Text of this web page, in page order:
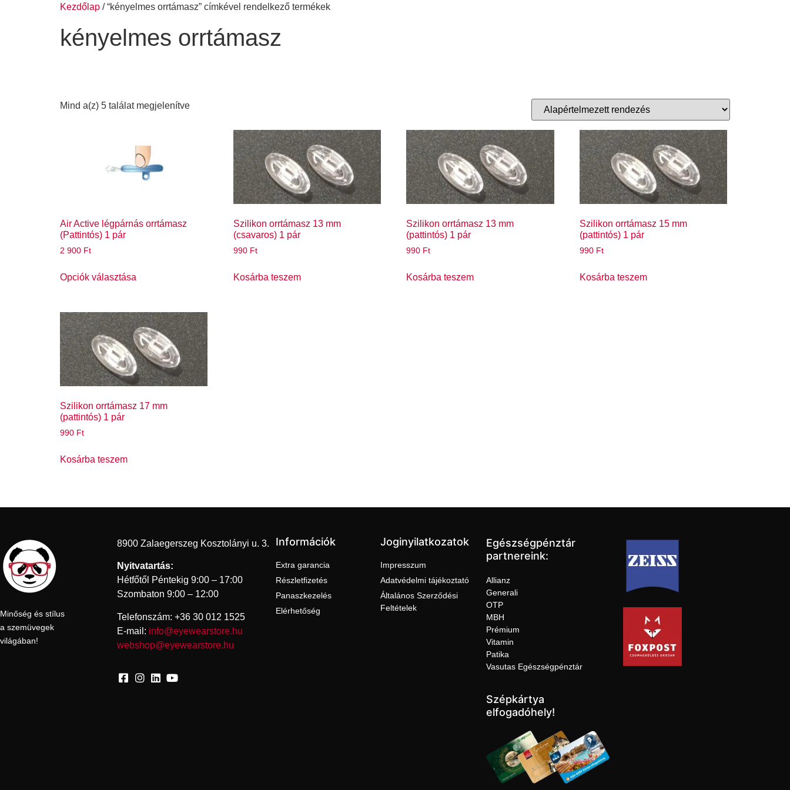
Kezdőlap / “kényelmes orrtámasz” címkével rendelkező termékek
kényelmes orrtámasz
Mind a(z) 5 találat megjelenítve
Air Active légpárnás orrtámasz
(Pattintós) 1 pár
2 900 Ft
Opciók választása
Szilikon orrtámasz 13 mm
(csavaros) 1 pár
990 Ft
Kosárba teszem
Szilikon orrtámasz 13 mm
(pattintós) 1 pár
990 Ft
Kosárba teszem
Szilikon orrtámasz 15 mm
(pattintós) 1 pár
990 Ft
Kosárba teszem
Szilikon orrtámasz 17 mm
(pattintós) 1 pár
990 Ft
Kosárba teszem
Minőség és stílus
a szemüvegek
világában!
8900 Zalaegerszeg Kosztolányi u. 3.
Nyitvatartás:
Hétfőtől Péntekig 9:00 – 17:00
Szombaton 9:00 – 12:00
Telefonszám: +36 30 012 1525
E-mail: info@eyewearstore.hu
webshop@eyewearstore.hu
Információk
Extra garancia
Részletfizetés
Panaszkezelés
Elérhetőség
Joginyilatkozatok
Impresszum
Adatvédelmi tájékoztató
Általános Szerződési
Feltételek
Egészségpénztár
partnereink:
Allianz
Generali
OTP
MBH
Prémium
Vitamin
Patika
Vasutas Egészségpénztár
Szépkártya
elfogadóhely!